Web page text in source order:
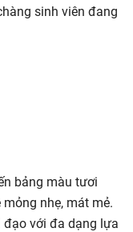
sinh viên đang
bảng màu tươi
nhẹ, mát mẻ.
đạo với đa dạng lựa